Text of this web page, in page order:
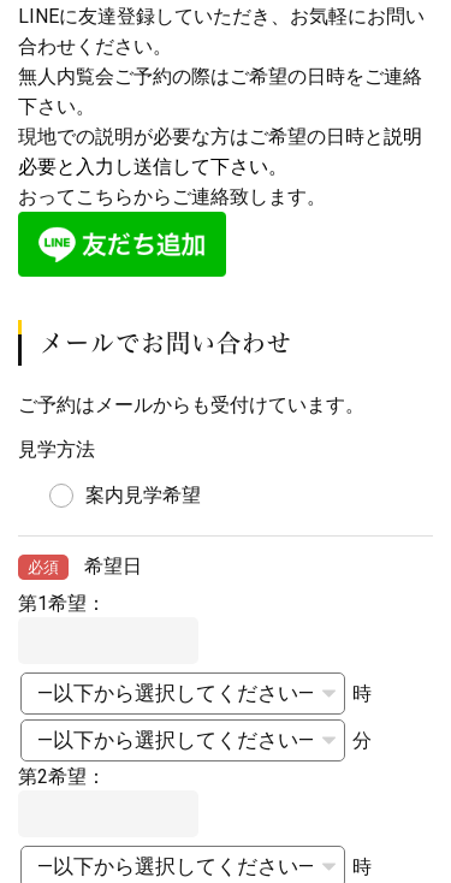
LINEに友達登録していただき、お気軽にお問い
合わせください。
無人内覧会ご予約の際はご希望の日時をご連絡
下さい。
現地での説明が必要な方はご希望の日時と説明
必要と入力し送信して下さい。
おってこちらからご連絡致します。
メールでお問い合わせ
ご予約はメールからも受付けています。
見学方法
案内見学希望
必須
希望日
第1希望：
時
分
第2希望：
時